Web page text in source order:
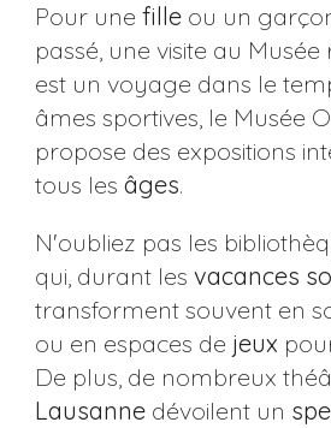
Pour une filleou un
passé, une visite au
est un voyage dans le
âmes sportives, le Musée
propose des expositions
tous les âges.
N'oubliez pas les
qui, durant les vacances
transforment souvent en
ou en espaces de jeux
De plus, de nombreux
Lausannedévoilent un